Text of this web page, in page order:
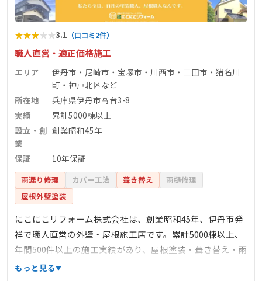
★★★★★3.1 （口コミ2件）
職人直営・適正価格施工
エリア
伊丹市・尼崎市・宝塚市・川西市・三田市・猪名川
町・神戸北区など
所在地
兵庫県伊丹市高台3-8
実績
累計5000棟以上
設立・創
業
創業昭和45年
保証 10年保証
雨漏り修理 カバー工法 葺き替え
雨樋修理
屋根外壁塗装
にこにこリフォーム株式会社は、創業昭和45年、伊丹市発
祥で職人直営の外壁・屋根施工店です。累計5000棟以上、
年間500件以上の施工実績があり、屋根塗装・葺き替え・雨
漏り修理・雨樋交換など幅広く対応。自社の塗装・屋根職
もっと見る